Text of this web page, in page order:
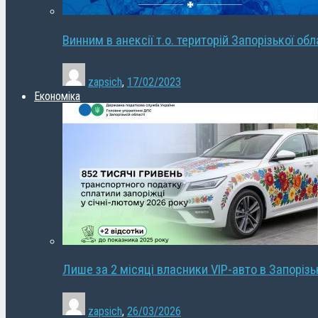
Винним в анексії т.о. територій Запорізької
zapsich, 17/02/2023
Економіка
Лише за 2 місяці власники VIP-авто в
zapsich, 26/03/2026